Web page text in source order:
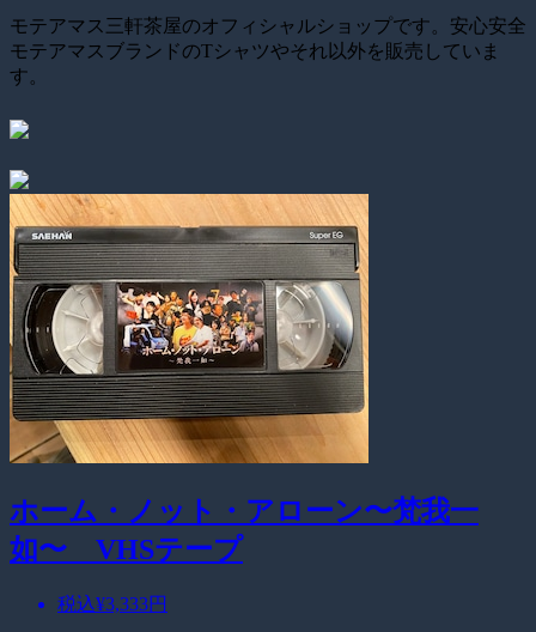
モテアマス三軒茶屋のオフィシャルショップです。安心安全
モテアマスブランドのTシャツやそれ以外を販売していま
す。
ホーム・ノット・アローン〜梵我一
如〜 VHSテープ
税込¥3,333円